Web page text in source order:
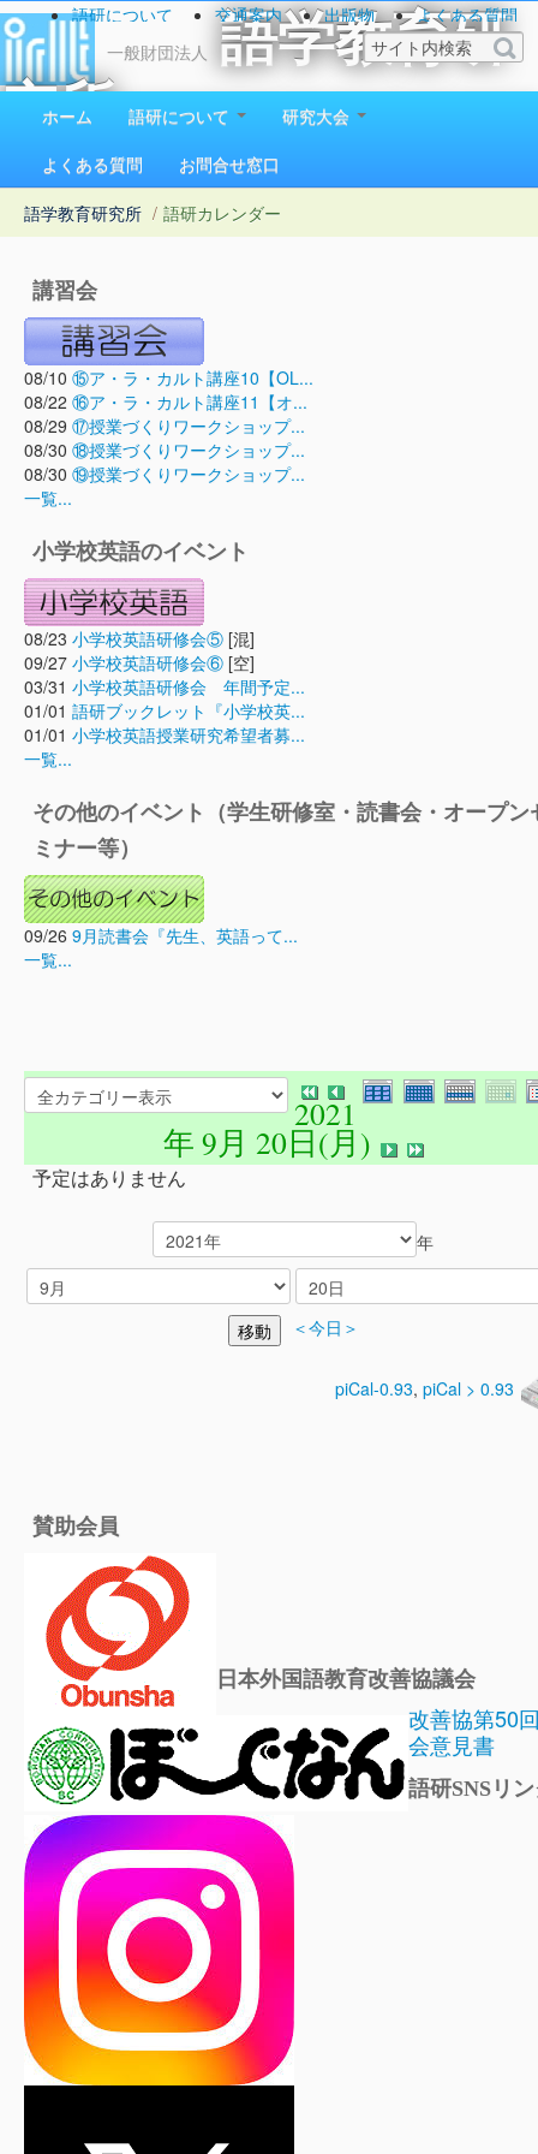
一般財団法人
語学教育研
究所
1923（大正12）年創立
語研について 交通案内 出版物
よくある質問
お問い合わせ
ホーム 語研について
研究大会
よくある質問
お問合せ窓口
語学教育研究所 / 語研カレンダー
講習会
08/10 ⑮ア・ラ・カルト講座10【OL...
08/22 ⑯ア・ラ・カルト講座11【オ...
08/29 ⑰授業づくりワークショップ...
08/30 ⑱授業づくりワークショップ...
08/30 ⑲授業づくりワークショップ...
一覧...
小学校英語のイベント
08/23 小学校英語研修会⑤ [混]
09/27 小学校英語研修会⑥ [空]
03/31 小学校英語研修会 年間予定...
01/01 語研ブックレット『小学校英...
01/01 小学校英語授業研究希望者募...
一覧...
その他のイベント（学生研修室・読書会・オープン
ミナー等）
09/26 9月読書会『先生、英語って...
一覧...
2021
年 9月 20日(月)
予定はありません
年
＜今日＞
piCal-0.93, piCal > 0.93
賛助会員
日本外国語教育改善協議会
改善協第50
会意見書
語研SNSリ